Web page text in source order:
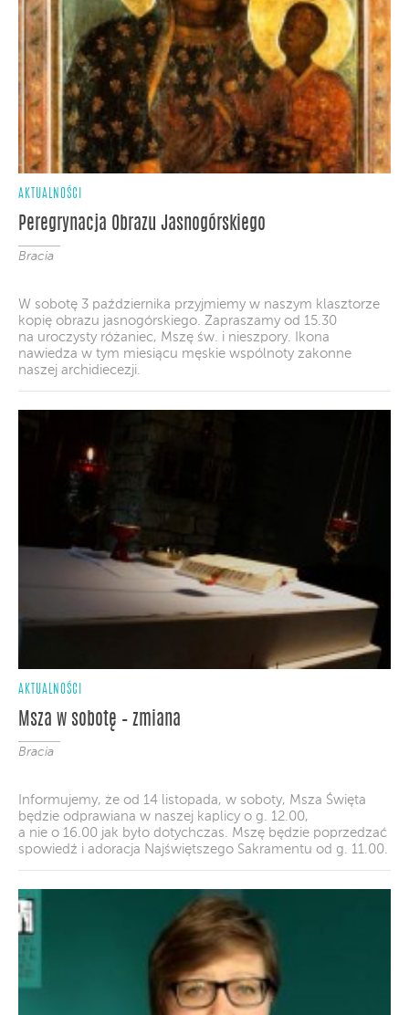
AKTUALNOŚCI
Peregrynacja Obrazu Jasnogórskiego
Bracia
W sobotę 3 października przyjmiemy w naszym klasztorze
kopię obrazu jasnogórskiego. Zapraszamy od 15.30
na uroczysty różaniec, Mszę św. i nieszpory. Ikona
nawiedza w tym miesiącu męskie wspólnoty zakonne
naszej archidiecezji.
AKTUALNOŚCI
Msza w sobotę – zmiana
Bracia
Informujemy, że od 14 listopada, w soboty, Msza Święta
będzie odprawiana w naszej kaplicy o g. 12.00,
a nie o 16.00 jak było dotychczas. Mszę będzie poprzedzać
spowiedź i adoracja Najświętszego Sakramentu od g. 11.00.